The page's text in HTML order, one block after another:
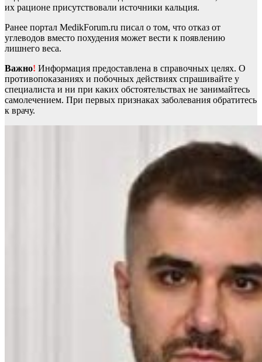
их рационе присутствовали источники кальция.
Ранее портал MedikForum.ru писал о том, что отказ от
углеводов вместо похудения может вести к появлению
лишнего веса.
Важно! Информация предоставлена в справочных целях. О
противопоказаниях и побочных действиях спрашивайте у
специалиста и ни при каких обстоятельствах не занимайтесь
самолечением. При первых признаках заболевания обратитесь
к врачу.